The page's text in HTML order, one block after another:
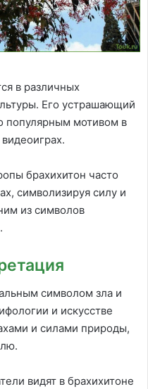
в различных
Его устрашающий
популярным мотивом в
брахихитон часто
символизируя силу и
из символов
символом зла и
и искусстве
и силами природы,
видят в брахихитоне